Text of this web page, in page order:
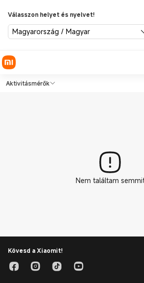
Válasszon helyet és nyelvet!
Magyarország / Magyar
Shop
Aktivitásmérők
Shop Aktivitásmérők in
Nem találtam
Kövesd a Xiaomit!